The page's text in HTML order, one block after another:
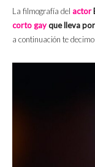
La filmografía del actor
corto gayque lleva
a continuación te